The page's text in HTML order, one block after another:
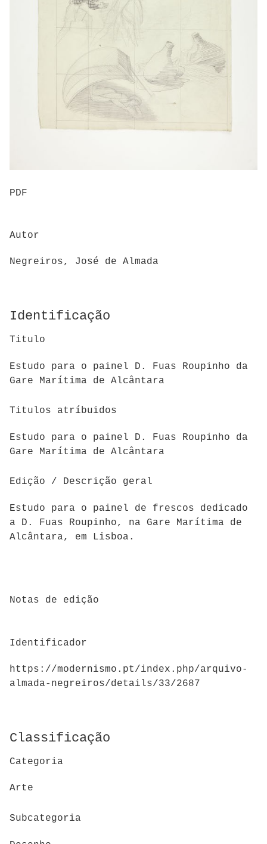
PDF
Autor
Negreiros, José de Almada
Identificação
Titulo
Estudo para o painel D. Fuas Roupinho da
Gare Marítima de Alcântara
Titulos atríbuidos
Estudo para o painel D. Fuas Roupinho da
Gare Marítima de Alcântara
Edição / Descrição geral
Estudo para o painel de frescos dedicado
a D. Fuas Roupinho, na Gare Marítima de
Alcântara, em Lisboa.
Notas de edição
Identificador
https://modernismo.pt/index.php/arquivo-
almada-negreiros/details/33/2687
Classificação
Categoria
Arte
Subcategoria